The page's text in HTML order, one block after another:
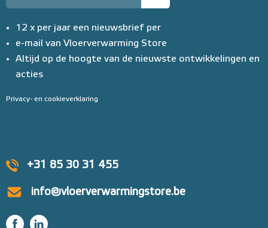
+31 85 30 31 455
info@vloerverwarmingstore.be
12 x per jaar een nieuwsbrief per
e-mail van Vloerverwarming Store
Altijd op de hoogte van de nieuwste ontwikkelingen en
acties
Privacy- en cookieverklaring